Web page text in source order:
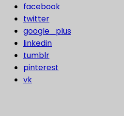
facebook
twitter
google_plus
linkedin
tumblr
pinterest
vk